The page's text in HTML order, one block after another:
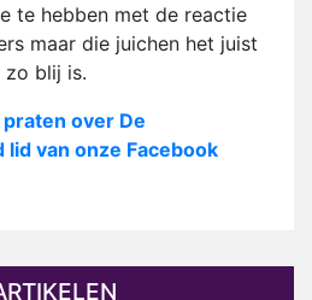
te hebben met de reactie
maar die juichen het juist
blij is.
over De
van onze Facebook